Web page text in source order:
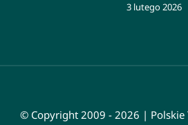
3 lutego 2026
© Copyright 2009 - 2026 | Polskie